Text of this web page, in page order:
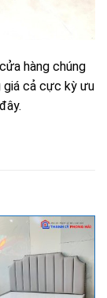
hàng chúng
giá cả cực kỳ ưu